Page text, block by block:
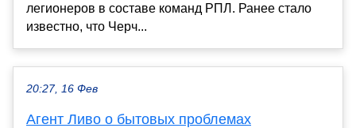
легионеров в составе команд РПЛ. Ранее стало
известно, что Черч...
20:27, 16 Фев
Агент Ливо о бытовых проблемах